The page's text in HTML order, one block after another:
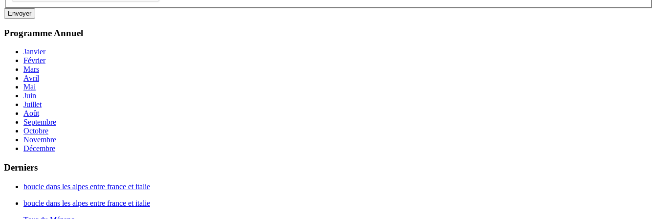
Envoyer
Programme Annuel
Janvier
Février
Mars
Avril
Mai
Juin
Juillet
Août
Septembre
Octobre
Novembre
Décembre
Derniers
boucle dans les alpes entre france et italie
boucle dans les alpes entre france et italie